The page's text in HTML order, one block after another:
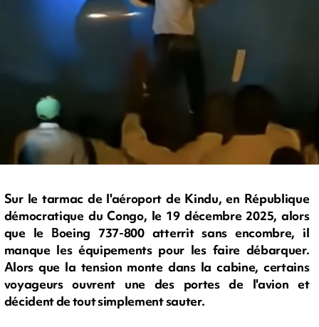
Sur le tarmac de l'aéroport de Kindu, en République
démocratique du Congo, le 19 décembre 2025, alors
que le Boeing 737-800 atterrit sans encombre, il
manque les équipements pour les faire débarquer.
Alors que la tension monte dans la cabine, certains
voyageurs ouvrent une des portes de l'avion et
décident de tout simplement sauter.